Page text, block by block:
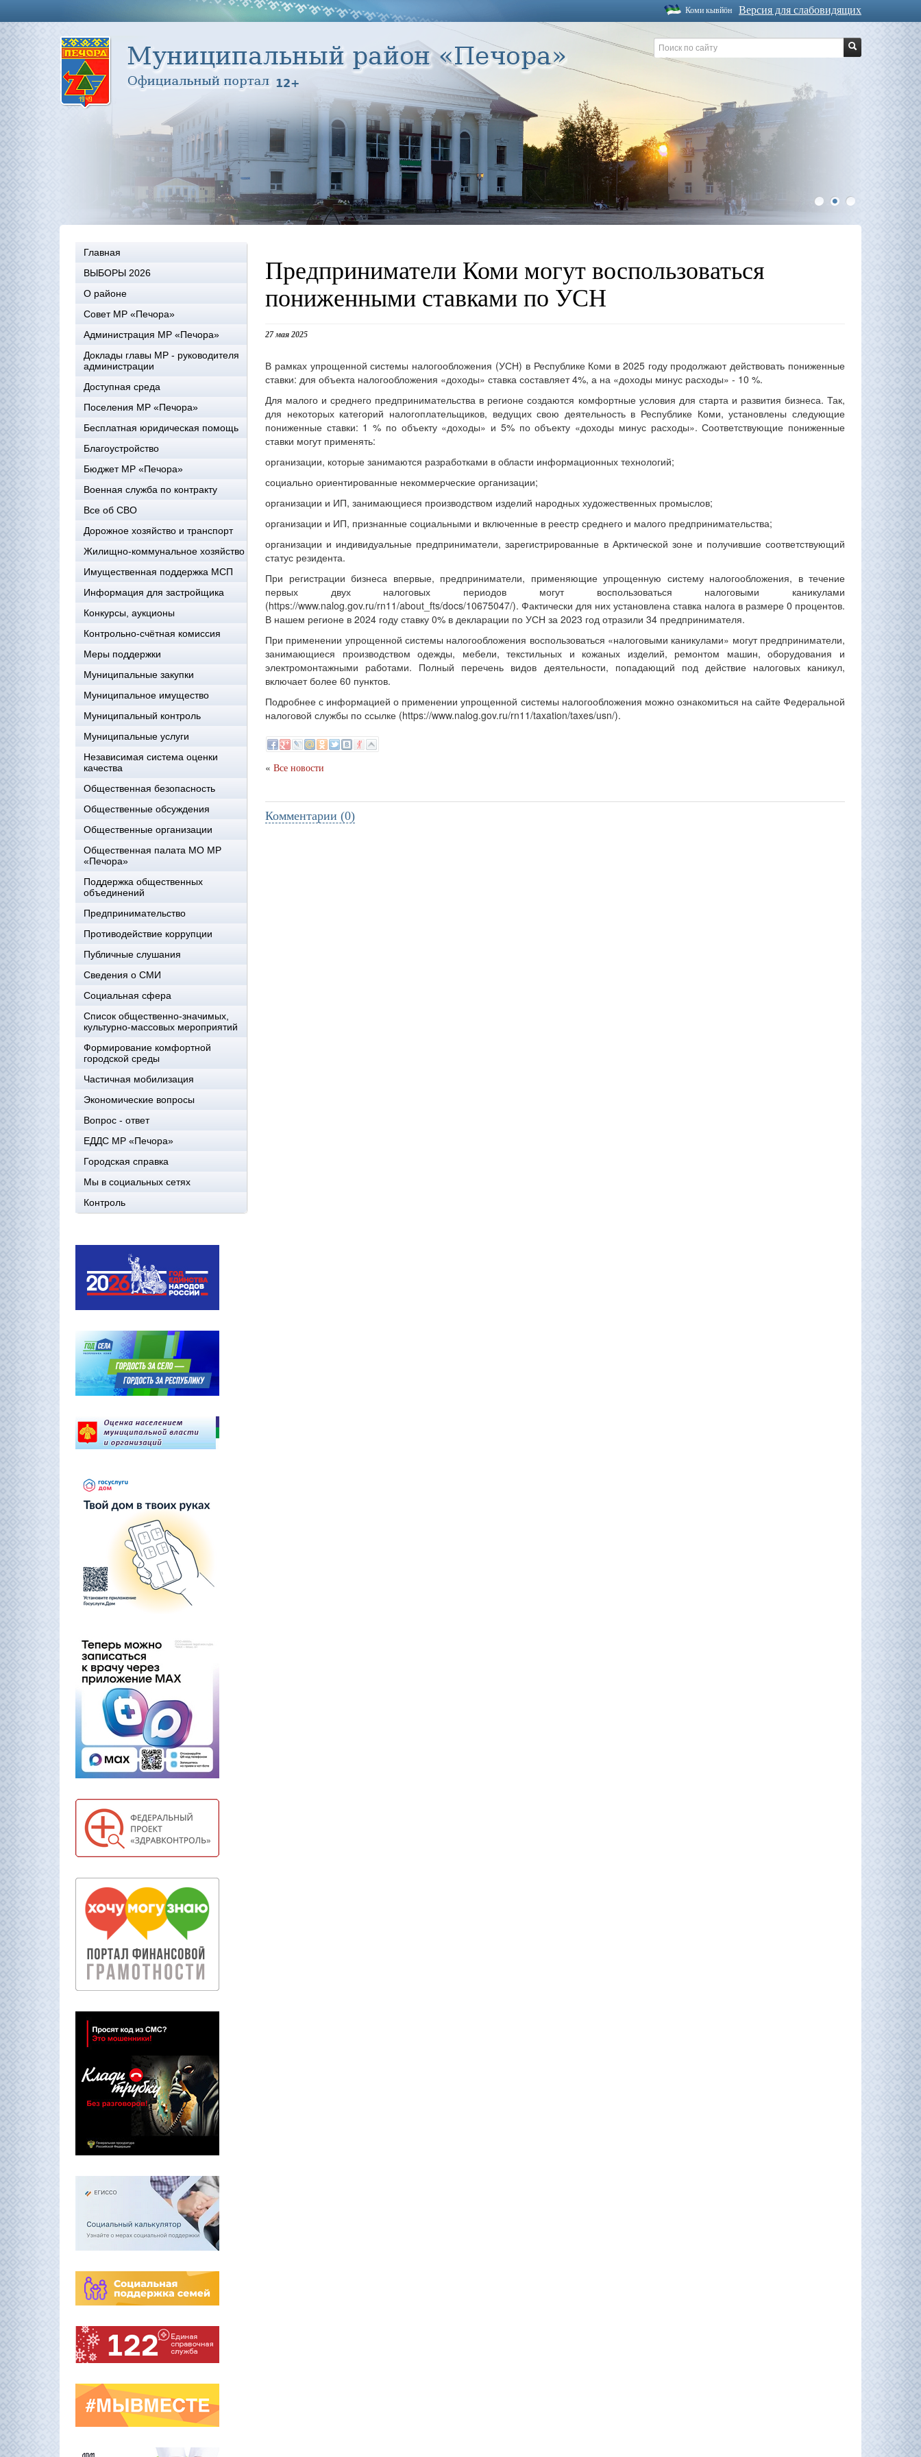
Версия для слабовидящих
Коми кывйöн
1 2 3
Главная
ВЫБОРЫ 2026
О районе
Совет МР «Печора»
Администрация МР «Печора»
Доклады главы МР - руководителя
администрации
Доступная среда
Поселения МР «Печора»
Бесплатная юридическая помощь
Благоустройство
Бюджет МР «Печора»
Военная служба по контракту
Все об СВО
Дорожное хозяйство и транспорт
Жилищно-коммунальное хозяйство
Имущественная поддержка МСП
Информация для застройщика
Конкурсы, аукционы
Контрольно-счётная комиссия
Меры поддержки
Муниципальные закупки
Муниципальное имущество
Муниципальный контроль
Муниципальные услуги
Независимая система оценки
качества
Общественная безопасность
Общественные обсуждения
Общественные организации
Общественная палата МО МР
«Печора»
Поддержка общественных
объединений
Предпринимательство
Противодействие коррупции
Публичные слушания
Сведения о СМИ
Социальная сфера
Список общественно-значимых,
культурно-массовых мероприятий
Формирование комфортной
городской среды
Частичная мобилизация
Экономические вопросы
Вопрос - ответ
ЕДДС МР «Печора»
Городская справка
Мы в социальных сетях
Контроль
Предприниматели Коми могут воспользоваться
пониженными ставками по УСН
27 мая 2025
В рамках упрощенной системы налогообложения (УСН) в Республике Коми в 2025 году продолжают действовать пониженные
ставки: для объекта налогообложения «доходы» ставка составляет 4%, а на «доходы минус расходы» - 10 %.
Для малого и среднего предпринимательства в регионе создаются комфортные условия для старта и развития бизнеса. Так,
для некоторых категорий налогоплательщиков, ведущих свою деятельность в Республике Коми, установлены следующие
пониженные ставки: 1 % по объекту «доходы» и 5% по объекту «доходы минус расходы». Соответствующие пониженные
ставки могут применять:
организации, которые занимаются разработками в области информационных технологий;
социально ориентированные некоммерческие организации;
организации и ИП, занимающиеся производством изделий народных художественных промыслов;
организации и ИП, признанные социальными и включенные в реестр среднего и малого предпринимательства;
организации и индивидуальные предприниматели, зарегистрированные в Арктической зоне и получившие соответствующий
статус резидента.
При регистрации бизнеса впервые, предприниматели, применяющие упрощенную систему налогообложения, в течение
первых двух налоговых периодов могут воспользоваться налоговыми каникулами
(https://www.nalog.gov.ru/rn11/about_fts/docs/10675047/). Фактически для них установлена ставка налога в размере 0 процентов.
В нашем регионе в 2024 году ставку 0% в декларации по УСН за 2023 год отразили 34 предпринимателя.
При применении упрощенной системы налогообложения воспользоваться «налоговыми каникулами» могут предприниматели,
занимающиеся производством одежды, мебели, текстильных и кожаных изделий, ремонтом машин, оборудования и
электромонтажными работами. Полный перечень видов деятельности, попадающий под действие налоговых каникул,
включает более 60 пунктов.
Подробнее с информацией о применении упрощенной системы налогообложения можно ознакомиться на сайте Федеральной
налоговой службы по ссылке (https://www.nalog.gov.ru/rn11/taxation/taxes/usn/).
« Все новости
Комментарии (0)